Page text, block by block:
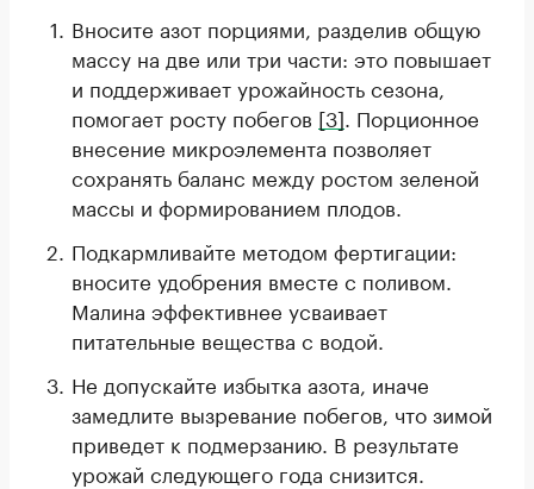
Вносите азот порциями, разделив общую
массу на две или три части: это повышает
и поддерживает урожайность сезона,
помогает росту побегов [3] . Порционное
внесение микроэлемента позволяет
сохранять баланс между ростом зеленой
массы и формированием плодов.
Подкармливайте методом фертигации:
вносите удобрения вместе с поливом.
Малина эффективнее усваивает
питательные вещества с водой.
Не допускайте избытка азота, иначе
замедлите вызревание побегов, что зимой
приведет к подмерзанию. В результате
урожай следующего года снизится.